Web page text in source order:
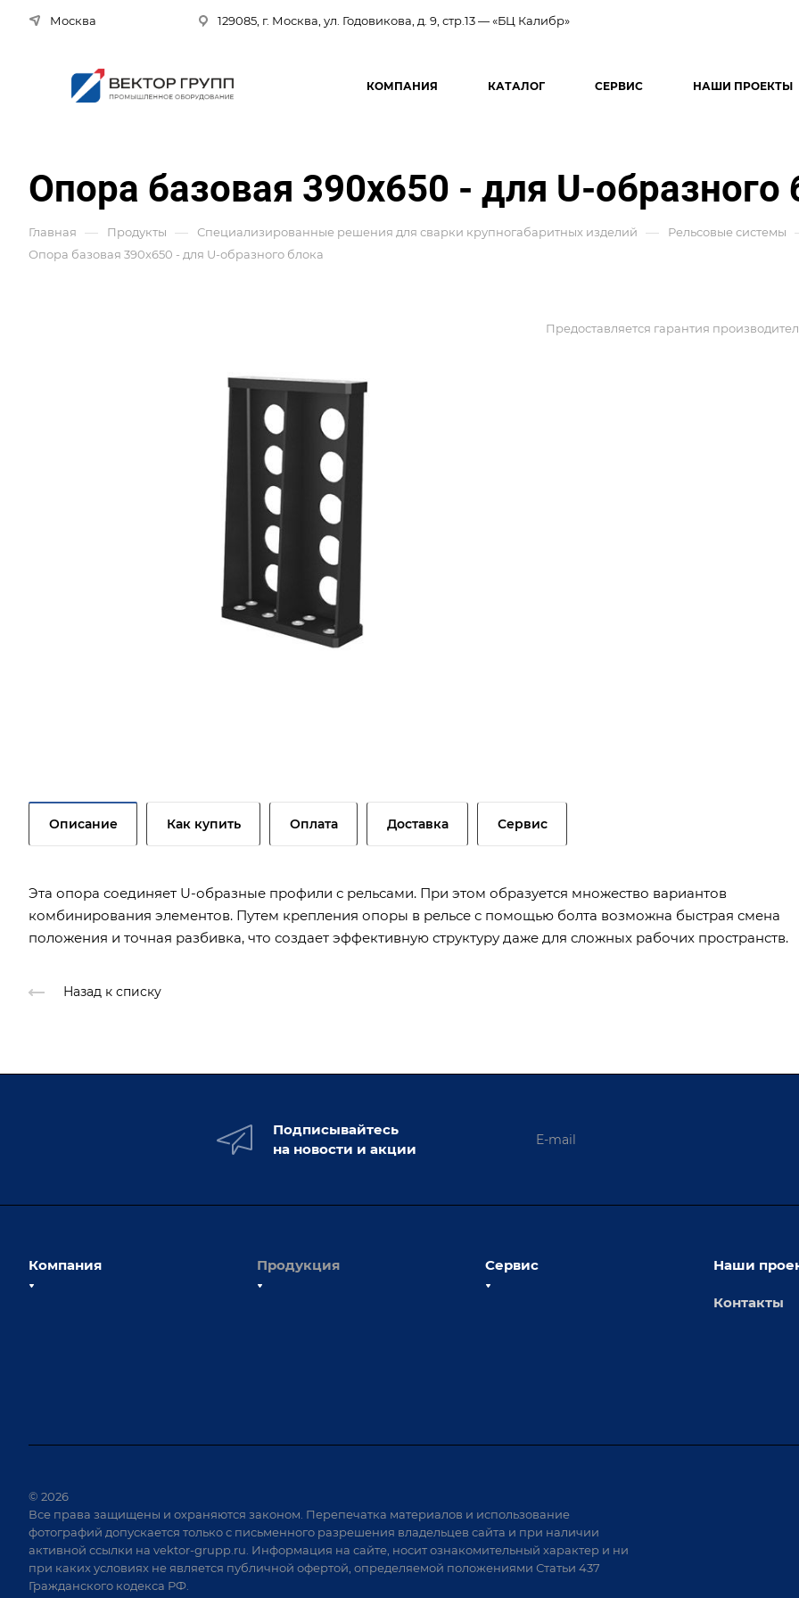
Москва 129085, г. Москва, ул. Годовикова, д. 9, стр.13 — «БЦ Калибр»
КОМПАНИЯ КАТАЛОГ СЕРВИС НАШИ ПРОЕКТЫ
Опора базовая 390х650 - для U-образного
Главная — Продукты — Специализированные решения для сварки крупногабаритных изделий — Рельсовые системы
Опора базовая 390х650 - для U-образного блока
Предоставляется гарантия
Описание Как купить Оплата Доставка Сервис
Эта опора соединяет U-образные профили с рельсами. При этом образуется множество вариантов
комбинирования элементов. Путем крепления опоры в рельсе с помощью болта возможна быстрая смена
положения и точная разбивка, что создает эффективную структуру даже для сложных рабочих пространств.
Назад к списку
Подписывайтесь
на новости и акции
Компания
Вопрос ответ
Документы
Вакансии
Продукция
для сварки крупногабаритных
изделий
Позиционеры и вращатели
Сервис
Монтаж
возможности автоматизации
Наши
Контакты
© 2026
Все права защищены и охраняются законом. Перепечатка материалов и использование
фотографий допускается только с письменного разрешения владельцев сайта и при наличии
активной ссылки на vektor-grupp.ru . Информация на сайте, носит ознакомительный характер и ни
при каких условиях не является публичной офертой, определяемой положениями Статьи 437
Гражданского кодекса РФ.